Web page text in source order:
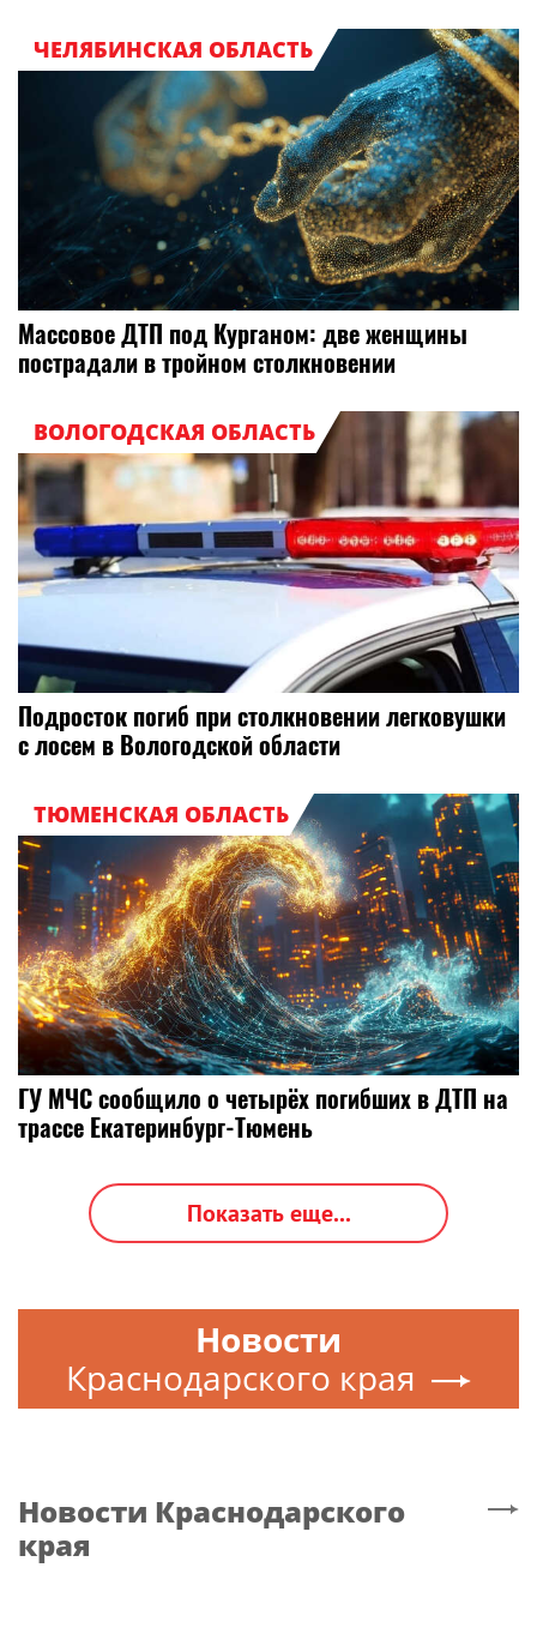
ЧЕЛЯБИНСКАЯ ОБЛАСТЬ
Массовое ДТП под Курганом: две женщины
пострадали в тройном столкновении
ВОЛОГОДСКАЯ ОБЛАСТЬ
Подросток погиб при столкновении легковушки
с лосем в Вологодской области
ТЮМЕНСКАЯ ОБЛАСТЬ
ГУ МЧС сообщило о четырёх погибших в ДТП на
трассе Екатеринбург-Тюмень
Показать еще...
Новости
Краснодарского края
Новости Краснодарского
края